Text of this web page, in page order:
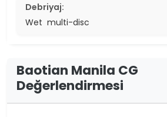
Debriyaj:
Wet multi-disc
Baotian Manila CG
Değerlendirmesi